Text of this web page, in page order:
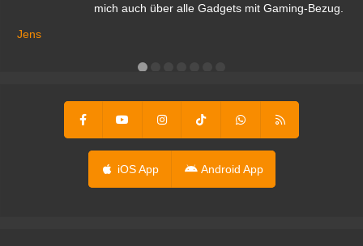
mich auch über alle Gadgets mit Gaming-Bezug.
Jens
iOS App Android App